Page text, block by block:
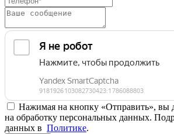
Нажимая на кнопку «Отправить», вы
на обработку персональных данных.
данных в Политике.